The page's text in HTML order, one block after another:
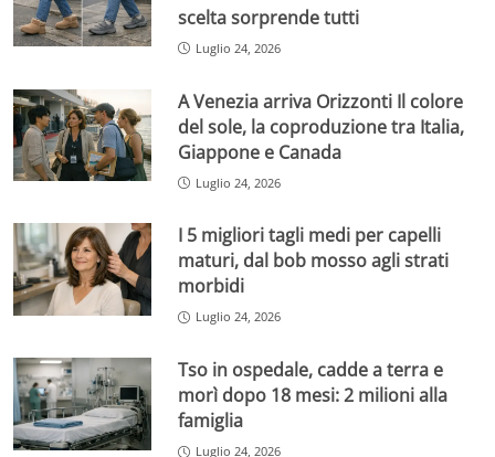
scelta sorprende tutti
Luglio 24, 2026
A Venezia arriva Orizzonti Il colore
del sole, la coproduzione tra Italia,
Giappone e Canada
Luglio 24, 2026
I 5 migliori tagli medi per capelli
maturi, dal bob mosso agli strati
morbidi
Luglio 24, 2026
Tso in ospedale, cadde a terra e
morì dopo 18 mesi: 2 milioni alla
famiglia
Luglio 24, 2026